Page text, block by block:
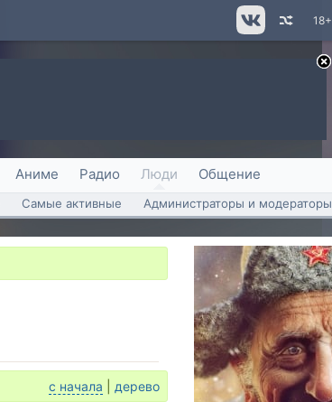
18+
Аниме Радио Люди Общение
Самые активные Администраторы и модераторы
с начала дерево